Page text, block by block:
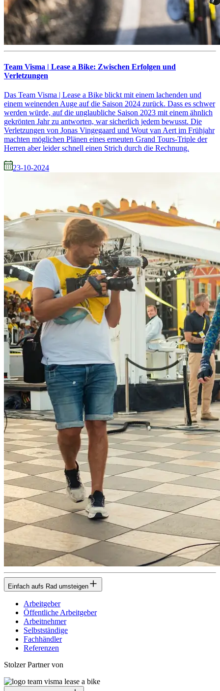
Team Visma | Lease a Bike: Zwischen Erfolgen und
Verletzungen
Das Team Visma | Lease a Bike blickt mit einem lachenden und
einem weinenden Auge auf die Saison 2024 zurück. Dass es schwer
werden würde, auf die unglaubliche Saison 2023 mit einem ähnlich
gekrönten Jahr zu antworten, war sicherlich jedem bewusst. Die
Verletzungen von Jonas Vingegaard und Wout van Aert im Frühjahr
machten möglichen Plänen eines erneuten Grand Tours-Triple der
Herren aber leider schnell einen Strich durch die Rechnung.
23-10-2024
Einfach aufs Rad umsteigen
Arbeitgeber
Öffentliche Arbeitgeber
Arbeitnehmer
Selbstständige
Fachhändler
Referenzen
Stolzer Partner von